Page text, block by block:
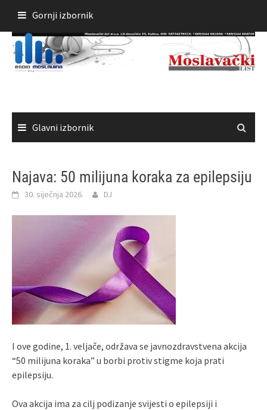
sadržaja
Gornji izbornik
Glavni izbornik
Najava: 50 milijuna koraka za epilepsiju
30. siječnja 2026. DJ
I ove godine, 1. veljače, održava se javnozdravstvena akcija
“50 milijuna koraka” u borbi protiv stigme koja prati
epilepsiju.
Ova akcija ima za cilj podizanje svijesti o epilepsiji i